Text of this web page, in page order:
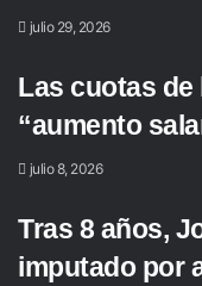
julio 29, 2026
Las cuotas de
“aumento
julio 8, 2026
Tras 8 años,
imputado por